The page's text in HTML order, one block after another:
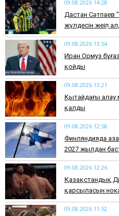
09.08.2026 14:28
Дастан Сәтпаев
жүлдесін жеңіп
09.08.2026 13:54
Иран Ормуз
қойды
09.08.2026 13:21
Қытайдағы алау
қалды
09.08.2026 12:58
Финляндияда
2027 жылдан
09.08.2026 12:26
Қазақстандық
қарсыласын
09.08.2026 11:52